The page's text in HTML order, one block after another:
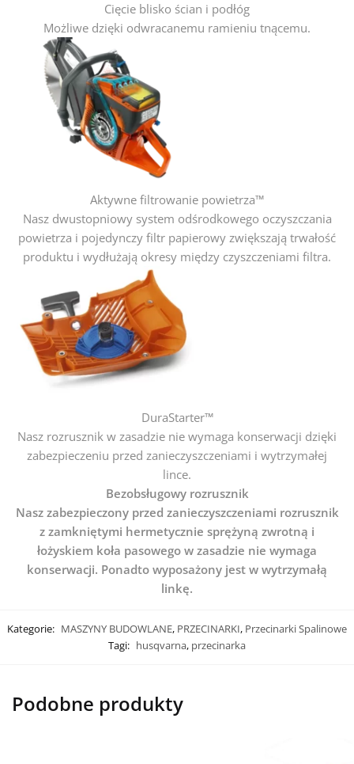
Cięcie blisko ścian i podłóg
Możliwe dzięki odwracanemu ramieniu tnącemu.
Aktywne filtrowanie powietrza™
Nasz dwustopniowy system odśrodkowego oczyszczania
powietrza i pojedynczy filtr papierowy zwiększają trwałość
produktu i wydłużają okresy między czyszczeniami filtra.
DuraStarter™
Nasz rozrusznik w zasadzie nie wymaga konserwacji dzięki
zabezpieczeniu przed zanieczyszczeniami i wytrzymałej
lince.
Bezobsługowy rozrusznik
Nasz zabezpieczony przed zanieczyszczeniami rozrusznik
z zamkniętymi hermetycznie sprężyną zwrotną i
łożyskiem koła pasowego w zasadzie nie wymaga
konserwacji. Ponadto wyposażony jest w wytrzymałą
linkę.
Kategorie: MASZYNY BUDOWLANE, PRZECINARKI, Przecinarki Spalinowe
Tagi: husqvarna, przecinarka
Podobne produkty